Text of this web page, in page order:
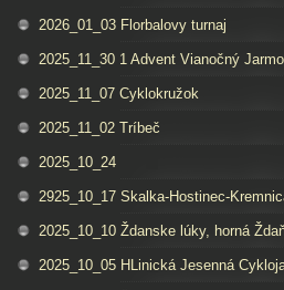
2026_01_03 Florbalovy turnaj
2025_11_30 1 Advent Vianočný
2025_11_07 Cyklokružok
2025_11_02 Tríbeč
2025_10_24
2925_10_17 Skalka-Hostinec-
2025_10_10 Ždanske lúky, horná
2025_10_05 HLinická Jesenná